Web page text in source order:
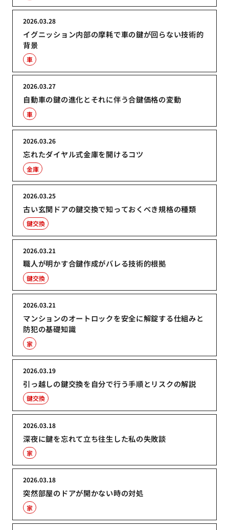
イグニッション内部の摩耗で車の鍵が回らない技術的
背景
2026.03.28
車
自動車の鍵の進化とそれに伴う合鍵価格の変動
2026.03.27
車
忘れたダイヤル式金庫を開けるコツ
2026.03.26
金庫
古い玄関ドアの鍵交換で知っておくべき規格の種類
2026.03.25
鍵交換
職人が明かす合鍵作成がバレる技術的根拠
2026.03.21
鍵交換
マンションのオートロックを安全に解錠する仕組みと
防犯の基礎知識
2026.03.21
家
引っ越しの鍵交換を自分で行う手順とリスクの解説
2026.03.19
鍵交換
深夜に鍵を忘れて立ち往生した私の失敗談
2026.03.18
家
突然部屋のドアが開かない時の対処
2026.03.18
家